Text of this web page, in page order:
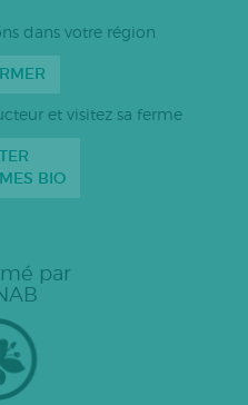
dans votre région
et visitez sa ferme
BIO
par